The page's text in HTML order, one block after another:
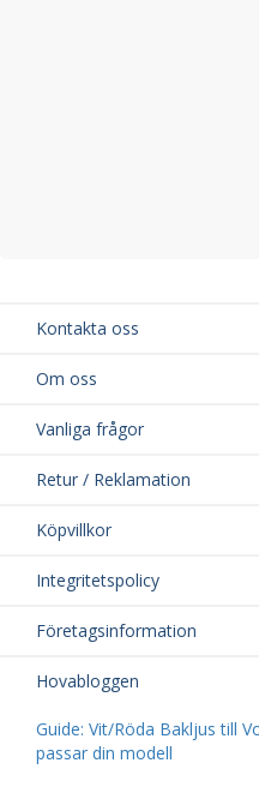
Kontakta oss
Om oss
Vanliga frågor
Retur / Reklamation
Köpvillkor
Integritetspolicy
Företagsinformation
Hovabloggen
Guide: Vit/Röda Bakljus till
passar din modell